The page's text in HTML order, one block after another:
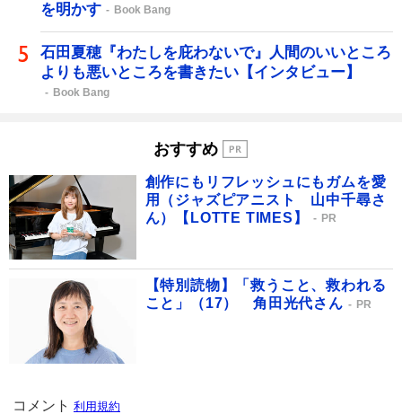
を明かす
Book Bang
石田夏穂『わたしを庇わないで』人間のいいところ
よりも悪いところを書きたい【インタビュー】
Book Bang
おすすめ
創作にもリフレッシュにもガムを愛
用（ジャズピアニスト 山中千尋さ
ん）【LOTTE TIMES】
PR
【特別読物】「救うこと、救われる
こと」（17） 角田光代さん
PR